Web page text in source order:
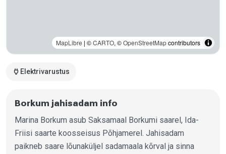
power Elektrivarustus
Borkum jahisadam info
Marina Borkum asub Saksamaal Borkumi saarel, Ida-
Friisi saarte koosseisus Põhjamerel. Jahisadam
paikneb saare lõunaküljel sadamaala kõrval ja sinna
MapLibre | ©CARTO, ©OpenStreetMapcontributors